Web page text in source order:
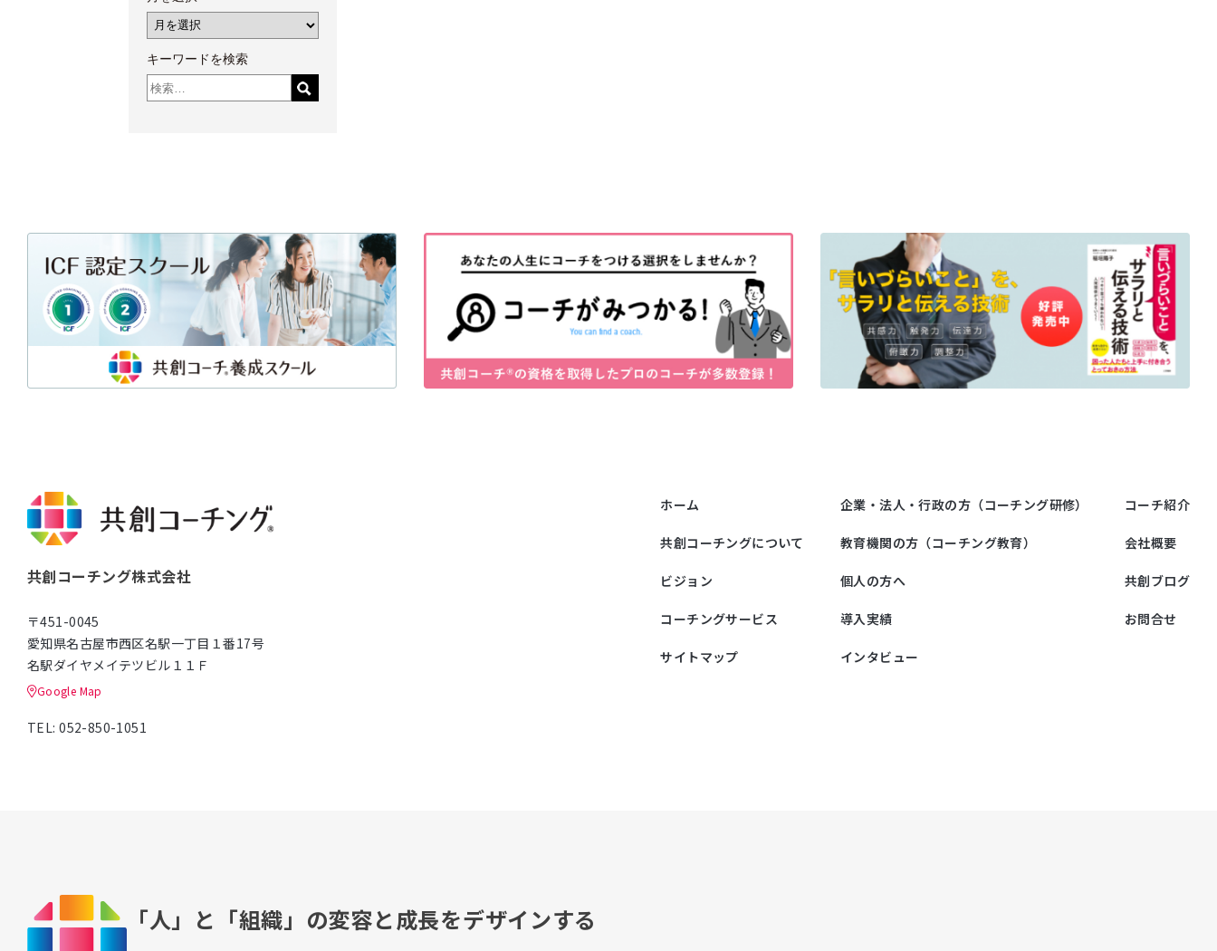
キーワードを検索
共創コーチング株式会社
〒451-0045
愛知県名古屋市西区名駅一丁目１番17号
名駅ダイヤメイテツビル１１Ｆ
Google Map
TEL: 052-850-1051
ホーム 企業・法人・行政の方（コーチング研修） コーチ紹介
共創コーチングについて 教育機関の方（コーチング教育） 会社概要
ビジョン 個人の方へ 共創ブログ
コーチングサービス 導入実績 お問合せ
サイトマップ インタビュー
「人」と「組織」の変容と成長をデザインする